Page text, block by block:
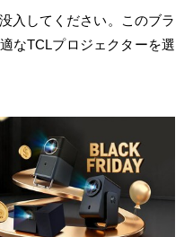
入してください。このブラ
なTCLプロジェクターを選